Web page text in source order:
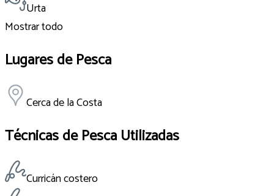
Urta
Mostrar todo
Lugares de Pesca
Cerca de la Costa
Técnicas de Pesca Utilizadas
Curricán costero